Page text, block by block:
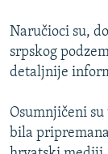
SVE KARTE
NASTANAK I
Naručioci su,
srpskog
detaljnije
Osumnjičeni
bila